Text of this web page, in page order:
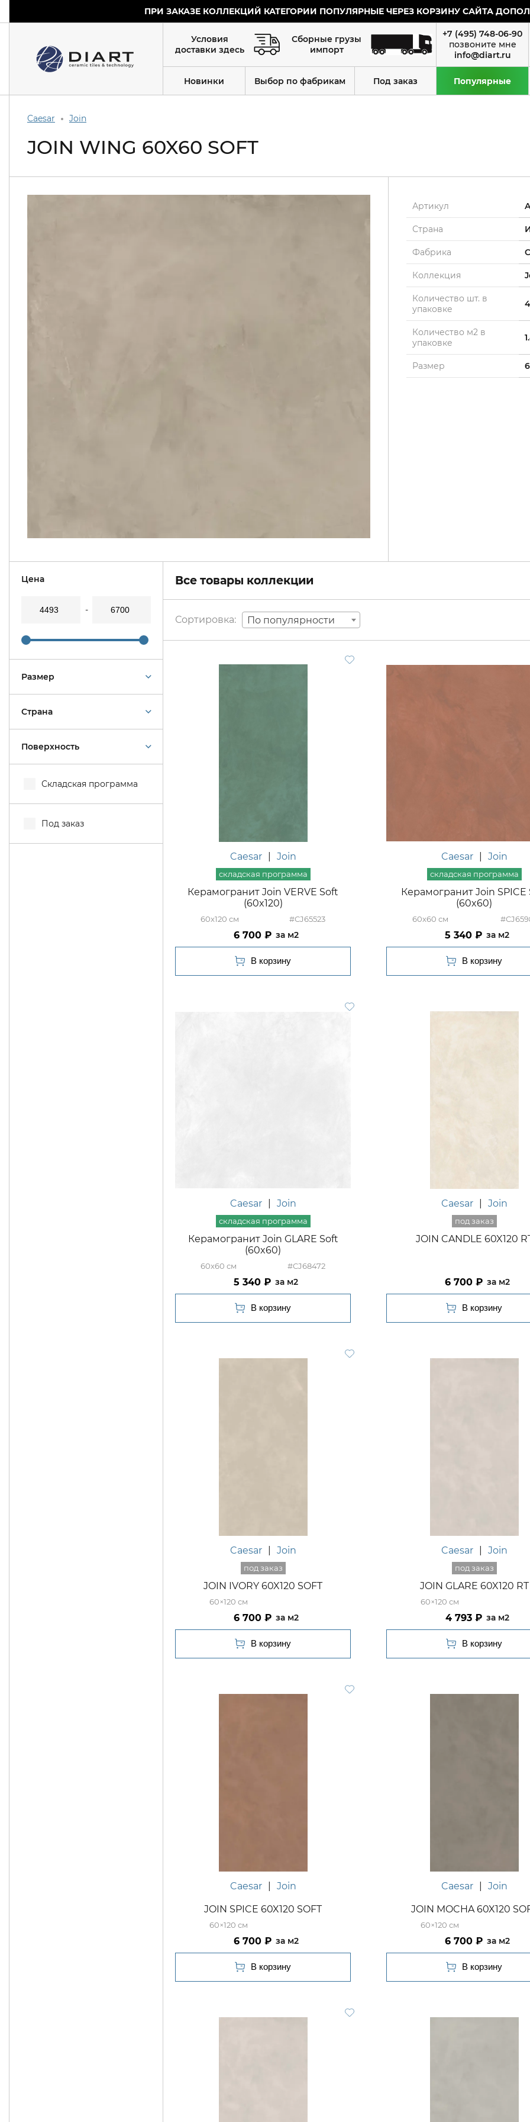
ПРИ ЗАКАЗЕ КОЛЛЕКЦИЙ КАТЕГОРИИ ПОПУЛЯРНЫЕ ЧЕРЕЗ КОРЗИНУ САЙТА
Условия
доставки здесь
Сборные грузы
импорт
+7 (495) 748-06-90
info@diart.ru
Новинки Выбор по фабрикам Под заказ Популярные
Caesar Join
JOIN WING 60X60 SOFT
Артикул
Страна
Фабрика
Коллекция
Количество шт. в
упаковке
Количество м2 в
упаковке
Размер
Цена
Размер
Страна
Поверхность
Складская программа
Под заказ
Все товары коллекции
По популярности
Caesar Join
Керамогранит Join VERVE Soft
(60x120)
60x120 #CJ65523
6 700 м2
Caesar Join
Керамогранит Join SPICE
(60x60)
60x60
5 340 м2
Caesar Join
Керамогранит Join GLARE Soft
(60x60)
60x60 #CJ68472
5 340 м2
Caesar Join
JOIN CANDLE 60X120
6 700 м2
Caesar Join
JOIN IVORY 60X120 SOFT
60×120
6 700 м2
Caesar Join
JOIN GLARE 60X120 RT
60×120
4 793 м2
Caesar Join
JOIN SPICE 60X120 SOFT
60×120
6 700 м2
Caesar Join
JOIN MOCHA 60X120
60×120
6 700 м2